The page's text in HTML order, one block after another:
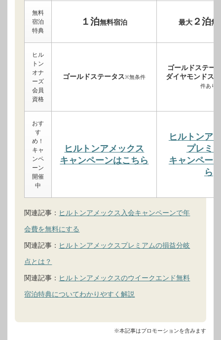
無料
宿泊
特典
１泊無料宿泊 最大２泊無
ヒル
トン
オナ
ーズ
会員
資格
ゴールドステータス※無条件
ゴールドステー
ダイヤモンドス
件あり
おす
す
め！
キャ
ンペ
ーン
開催
中
ヒルトンアメックス
キャンペーンはこちら
ヒルトンア
プレミ
キャンペー
ら
関連記事： ヒルトンアメックス入会キャンペーンで年
会費を無料にする
関連記事： ヒルトンアメックスプレミアムの損益分岐
点とは？
関連記事： ヒルトンアメックスのウイークエンド無料
宿泊特典についてわかりやすく解説
※本記事はプロモーションを含みます